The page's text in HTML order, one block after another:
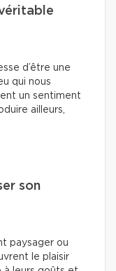
d’être une
qui nous
un sentiment
ailleurs,
son
paysager ou
le plaisir